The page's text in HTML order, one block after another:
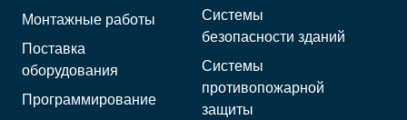
Монтажные работы
Поставка
оборудования
Программирование
Системы
безопасности зданий
Системы
противопожарной
защиты